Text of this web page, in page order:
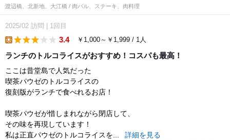
渡辺橋、北新地、大江橋 / 肉バル、ステーキ、肉料理
2025/02 訪問 1回目
3.4 ￥1,000～￥1,999 / 1人
ランチのトルコライスがおすすめ！コスパも最高！
ここは昔堂島で人気だった
喫茶パウゼのトルコライスの
復刻版がランチで食べれるお店！
喫茶パウゼが惜しまれながら閉店して、
その味を再現しています！
私は正直パウゼのトルコライスを...
詳細を見る